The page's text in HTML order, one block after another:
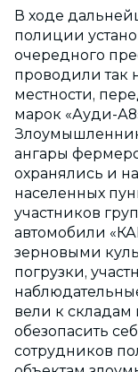
В ходе
полиции
очередного
проводили так
местности,
марок «Ауди-
ангары
охранялись и
населенных
участников
автомобили
зерновыми
погрузки,
вели к складам
обезопасить
сотрудников